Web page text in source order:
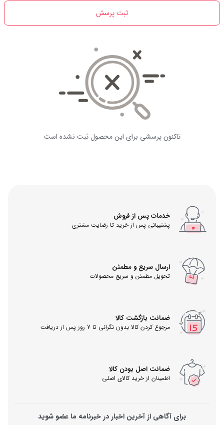
ثبت پرسش
تاکنون پرسشی برای این محصول ثبت نشده است
خدمات پس از فروش
پشتیبانی پس از خرید تا رضایت مشتری
ارسال سریع و مطمئن
تحویل مطمئن و سریع محصولات
ضمانت بازگشت کالا
مرجوع کردن کالا بدون نگرانی تا 7 روز پس از دریافت
ضمانت اصل بودن کالا
اطمینان از خرید کالای اصلی
برای آگاهی از آخرین اخبار در خبرنامه ما عضو شوید